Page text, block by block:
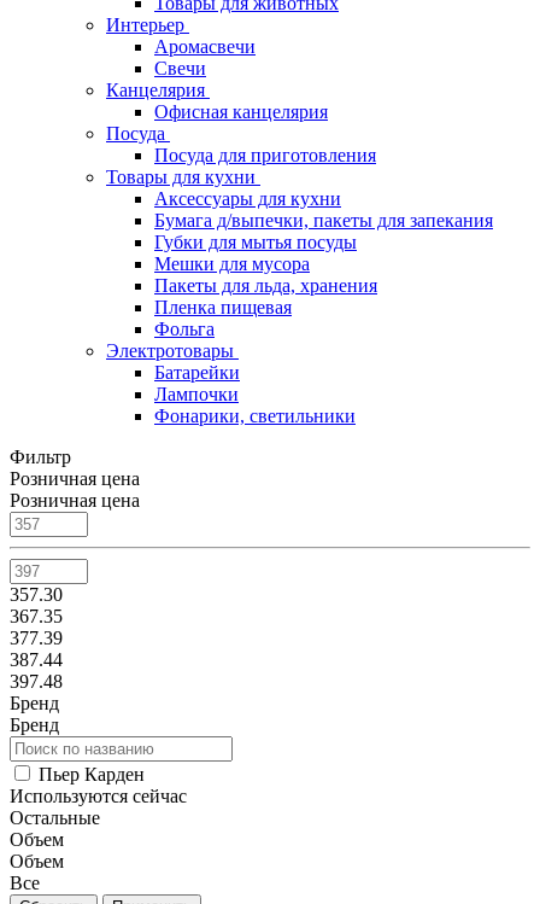
Интерьер
Аромасвечи
Свечи
Канцелярия
Офисная канцелярия
Посуда
Посуда для приготовления
Товары для кухни
Аксессуары для кухни
Бумага д/выпечки, пакеты для запекания
Губки для мытья посуды
Мешки для мусора
Пакеты для льда, хранения
Пленка пищевая
Фольга
Электротовары
Батарейки
Лампочки
Фонарики, светильники
Фильтр
Розничная цена
Розничная цена
357.30
367.35
377.39
387.44
397.48
Бренд
Бренд
Пьер Карден
Используются сейчас
Остальные
Объем
Объем
Все